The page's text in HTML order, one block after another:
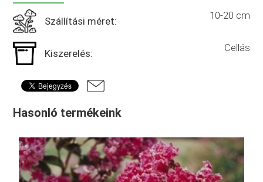
Szállítási méret: 10-20 cm
Kiszerelés: Cellás
Hasonló termékeink